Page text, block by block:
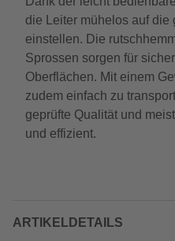
die Leiter mühelos auf die
einstellen. Die
Sprossen sorgen für
Oberflächen. Mit einem
zudem einfach zu
geprüfte Qualität und
und effizient.
ARTIKELDETAILS